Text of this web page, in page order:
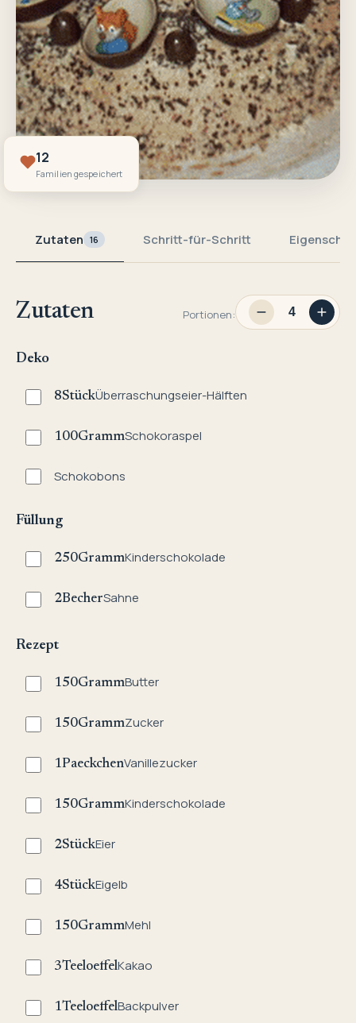
12
Familien gespeichert
Zutaten 16 Schritt-für-Schritt
Zutaten Portionen:
Deko
8StückÜberraschungseier-Hälften
100GrammSchokoraspel
Schokobons
Füllung
250GrammKinderschokolade
2BecherSahne
Rezept
150GrammButter
150GrammZucker
1PaeckchenVanillezucker
150GrammKinderschokolade
2StückEier
4StückEigelb
150GrammMehl
3TeeloeffelKakao
1TeeloeffelBackpulver